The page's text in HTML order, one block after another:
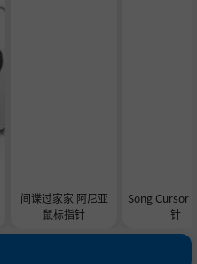
间谍过家家 阿尼亚
鼠标指针
Song Cursor
针